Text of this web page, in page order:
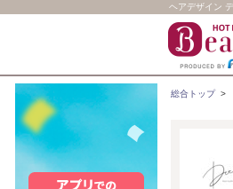
ヘアデザイン
総合トップ>